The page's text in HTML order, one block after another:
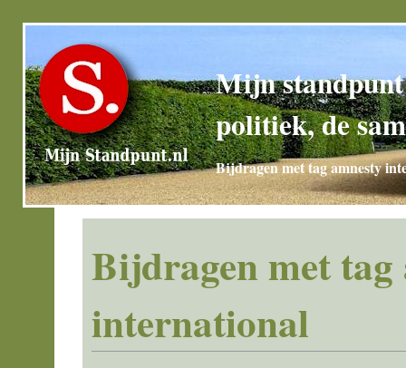
Mijn
politiek, de
Bijdragen met tag amnesty
Bijdragen met tag
international